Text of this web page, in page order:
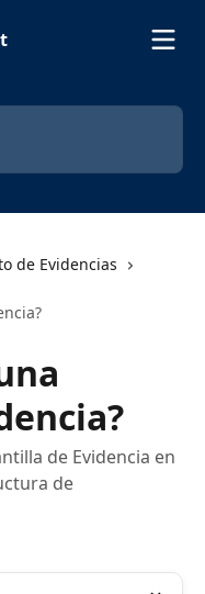
de Evidencias
de Evidencia en
de